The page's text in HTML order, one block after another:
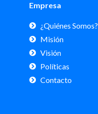
Empresa
¿Quiénes Somos?
Misión
Visión
Políticas
Contacto